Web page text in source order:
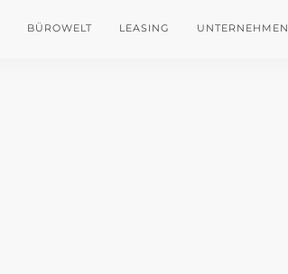
BÜROWELT LEASING UNTERNEHMEN